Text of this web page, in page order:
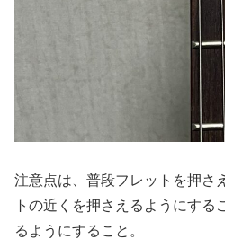
注意点は、普段フレットを押さ
トの近くを押さえるようにする
るようにすること。